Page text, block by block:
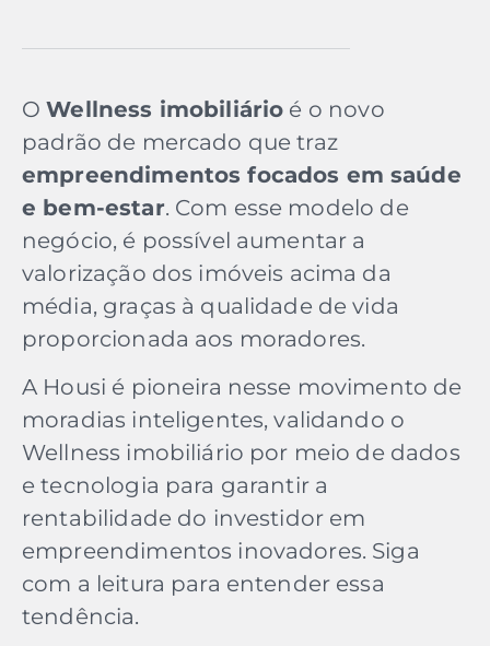
OWellness imobiliário é o novo
padrão de mercado que traz
empreendimentos focados em saúde
e bem-estar. Com esse modelo de
negócio, é possível aumentar a
valorização dos imóveis acima da
média, graças à qualidade de vida
proporcionada aos moradores.
A Housi é pioneira nesse movimento de
moradias inteligentes, validando o
Wellness imobiliário por meio de dados
e tecnologia para garantir a
rentabilidade do investidor em
empreendimentos inovadores. Siga
com a leitura para entender essa
tendência.